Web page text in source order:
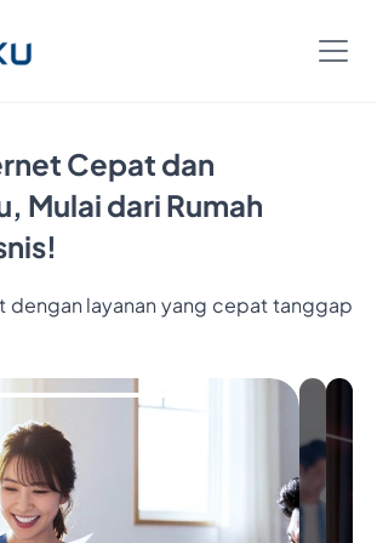
Cepat dan
Mulai dari Rumah
dengan layanan yang cepat tanggap
Bayar
Bulan,
Nikmatin
Bulan
Cukup
Bayar